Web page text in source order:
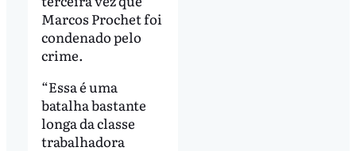
Marcos Prochet foi
condenado pelo
crime.
“Essa é uma
batalha bastante
longa da classe
trabalhadora